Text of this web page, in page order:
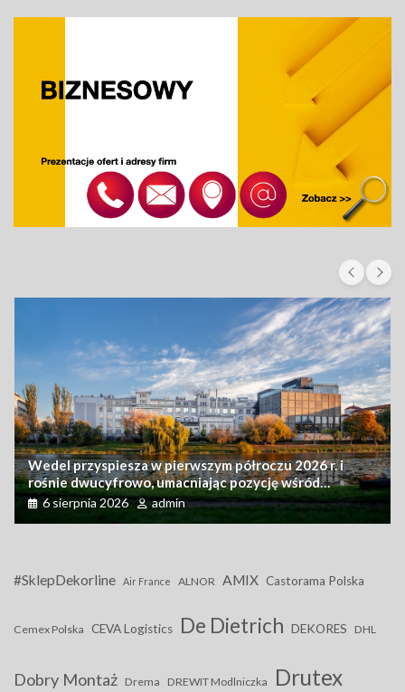
Nowy DAF XD – ciężarówka nowej generacji dla
transportu dystrybucyjnego i specjalistycznego
6 sierpnia 2026 admin
#SklepDekorline Air France ALNOR AMIX Castorama Polska
Cemex Polska CEVA Logistics De Dietrich DEKORES DHL
Dobry Montaż Drema DREWIT Modlniczka Drutex